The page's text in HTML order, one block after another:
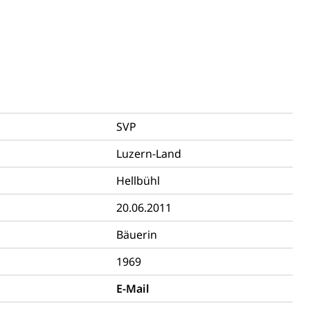
SVP
Luzern-Land
Hellbühl
20.06.2011
Bäuerin
1969
E-Mail
Betriebe, Alarmierung, Sirenentest